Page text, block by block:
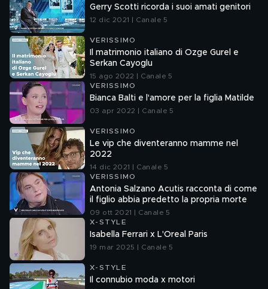
Gerry Scotti ricorda i suoi amati genitori
12 dic 2021 | Canale 5
VERISSIMO
Il matrimonio italiano di Ozge Gurel e
Serkan Cayoglu
15 ago 2022 | Canale 5
VERISSIMO
Bianca Balti e l'amore per la figlia Matilde
03 apr 2022 | Canale 5
VERISSIMO
Le vip che diventeranno mamme nel
2022
14 dic 2021 | Canale 5
VERISSIMO
Antonia Salzano Acutis racconta di come
il figlio abbia predetto la propria morte
09 ott 2021 | Canale 5
X-STYLE
Isabella Ferrari x L'Oreal Paris
19 mar 2025 | Canale 5
X-STYLE
Il connubio moda x motori